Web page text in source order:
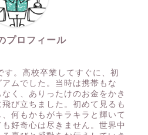
プロフィール
。高校卒業してすぐに、初
ムでした。当時は携帯もな
く、ありったけのお金をかき
び立ちました。初めて見るも
何もかもがキラキラと輝いて
好奇心は尽きません。世界中